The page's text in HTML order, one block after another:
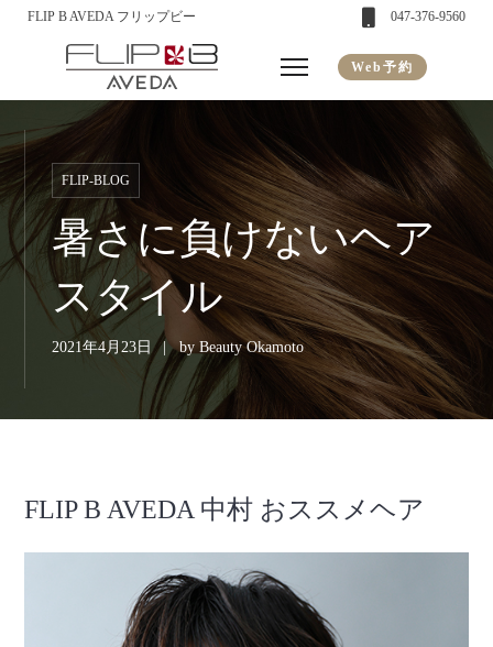
FLIP B AVEDA フリップビー 047-376-9560
Web予約
FLIP-BLOG
暑さに負けないヘア
スタイル
2021年4月23日 by Beauty Okamoto
FLIP B AVEDA 中村 おススメヘア